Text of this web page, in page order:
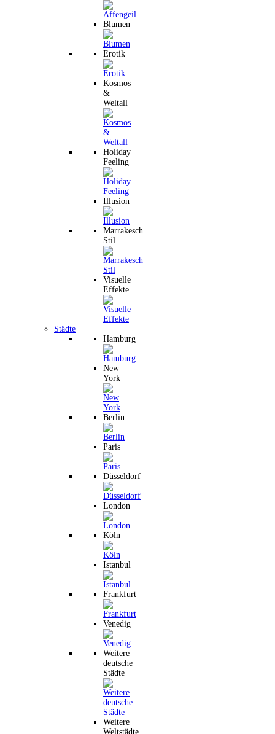
Blumen
Erotik
Kosmos
&
Weltall
Holiday
Feeling
Illusion
Marrakesch
Stil
Visuelle
Effekte
Städte
Hamburg
New
York
Berlin
Paris
Düsseldorf
London
Köln
Istanbul
Frankfurt
Venedig
Weitere
deutsche
Städte
Weitere
Weltstädte